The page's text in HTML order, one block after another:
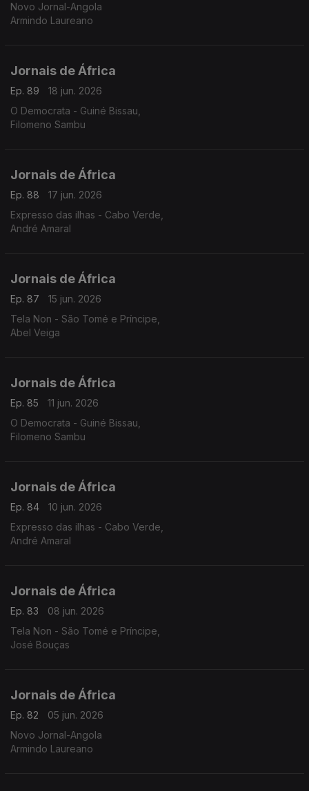
Novo Jornal-Angola
Armindo Laureano
Jornais de África
Ep. 89
18 jun. 2026
O Democrata - Guiné Bissau,
Filomeno Sambu
Jornais de África
Ep. 88
17 jun. 2026
Expresso das ilhas - Cabo Verde,
André Amaral
Jornais de África
Ep. 87
15 jun. 2026
Tela Non - São Tomé e Príncipe,
Abel Veiga
Jornais de África
Ep. 85
11 jun. 2026
O Democrata - Guiné Bissau,
Filomeno Sambu
Jornais de África
Ep. 84
10 jun. 2026
Expresso das ilhas - Cabo Verde,
André Amaral
Jornais de África
Ep. 83
08 jun. 2026
Tela Non - São Tomé e Príncipe,
José Bouças
Jornais de África
Ep. 82
05 jun. 2026
Novo Jornal-Angola
Armindo Laureano